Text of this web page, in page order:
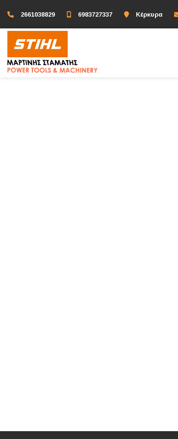
2661038829 6983727337 Κέρκυρα